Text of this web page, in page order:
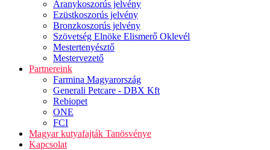
Aranykoszorús jelvény
Ezüstkoszorús jelvény
Bronzkoszorús jelvény
Szövetség Elnöke Elismerő Oklevél
Mestertenyésztő
Mestervezető
Partnereink
Farmina Magyarország
Generali Petcare - DBX Kft
Rebiopet
ONE
FCI
Magyar kutyafajták Tanösvénye
Kapcsolat